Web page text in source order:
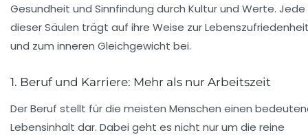
Gesundheit und Sinnfindung durch Kultur und Werte. Jede
dieser Säulen trägt auf ihre Weise zur
und zum inneren Gleichgewicht bei.
1. Beruf und Karriere: Mehr als nur Arbeitszeit
Der Beruf stellt für die meisten Menschen einen
Lebensinhalt dar. Dabei geht es nicht nur um die reine